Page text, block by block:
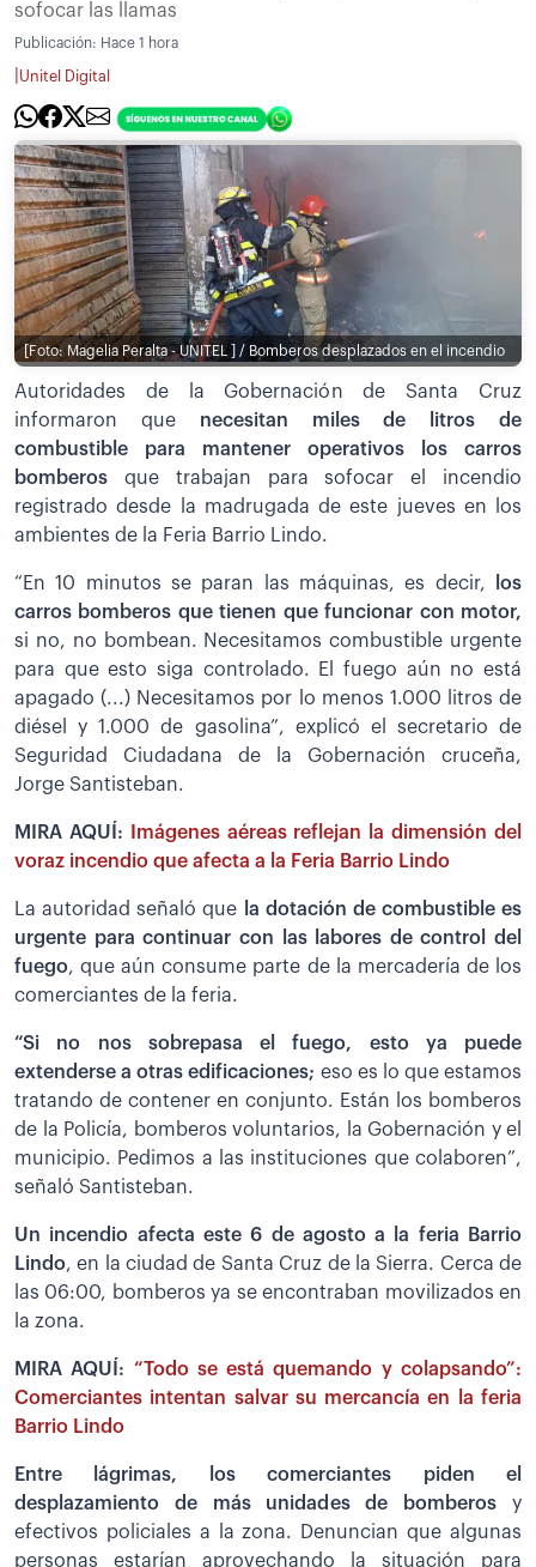
sofocar las llamas
Publicación: Hace 1 hora
Unitel Digital
[Foto: Magelia Peralta - UNITEL ] / Bomberos desplazados en el incendio
Autoridades de la Gobernación de Santa Cruz
informaron que necesitan miles de litros de
combustible para mantener operativos los carros
bomberos que trabajan para sofocar el incendio
registrado desde la madrugada de este jueves en los
ambientes de la Feria Barrio Lindo.
“En 10 minutos se paran las máquinas, es decir,
los
carros bomberos que tienen que funcionar con motor,
si no, no bombean. Necesitamos combustible urgente
para que esto siga controlado. El fuego aún no está
apagado (...) Necesitamos por lo menos 1.000 litros de
diésel y 1.000 de gasolina”, explicó el secretario de
Seguridad Ciudadana de la Gobernación cruceña,
Jorge Santisteban.
MIRA AQUÍ: Imágenes aéreas reflejan la dimensión del
voraz incendio que afecta a la Feria Barrio Lindo
La autoridad señaló que
la dotación de combustible es
urgente para continuar con las labores de control del
fuego, que aún consume parte de la mercadería de los
comerciantes de la feria.
“Si no nos sobrepasa el fuego, esto ya puede
extenderse a otras edificaciones; eso es lo que estamos
tratando de contener en conjunto. Están los bomberos
de la Policía, bomberos voluntarios, la Gobernación y el
municipio. Pedimos a las instituciones que colaboren”,
señaló Santisteban.
Un incendio afecta este 6 de agosto a la feria Barrio
Lindo, en la ciudad de Santa Cruz de la Sierra. Cerca de
las 06:00, bomberos ya se encontraban movilizados en
la zona.
MIRA AQUÍ: “Todo se está quemando y colapsando”:
Comerciantes intentan salvar su mercancía en la feria
Barrio Lindo
Entre lágrimas, los comerciantes piden el
desplazamiento de más unidades de bomberos y
efectivos policiales a la zona. Denuncian que algunas
personas estarían aprovechando la situación para